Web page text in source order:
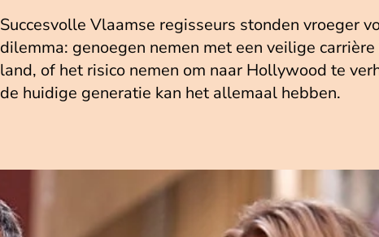
Succesvolle Vlaamse regisseurs stonden vroeger
dilemma: genoegen nemen met een veilige
land, of het risico nemen om naar Hollywood te
de huidige generatie kan het allemaal hebben.